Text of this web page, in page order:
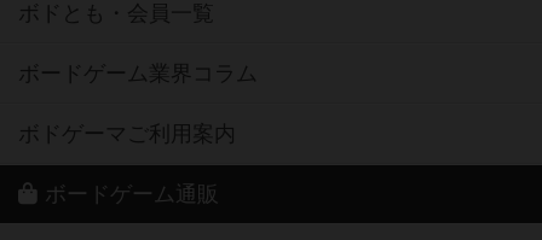
ボドとも・会員一覧
ボードゲーム業界コラム
ボドゲーマご利用案内
ボードゲーム通販